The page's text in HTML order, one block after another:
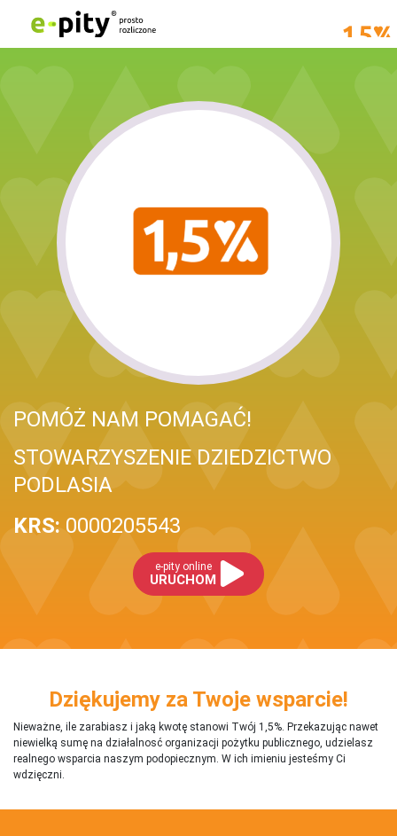
POMÓŻ NAM POMAGAĆ!
STOWARZYSZENIE DZIEDZICTWO
PODLASIA
KRS: 0000205543
e-pity online
URUCHOM
Dziękujemy za Twoje wsparcie!
Nieważne, ile zarabiasz i jaką kwotę stanowi Twój 1,5%. Przekazując nawet
niewielką sumę na działalnosć organizacji pożytku publicznego, udzielasz
realnego wsparcia naszym podopiecznym. W ich imieniu jesteśmy Ci
wdzięczni.